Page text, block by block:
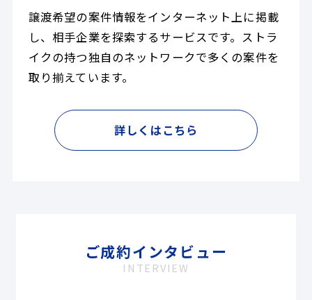
譲渡希望の案件情報をインターネット上に掲載
し、相手企業を探索するサービスです。ストラ
イクの持つ独自のネットワークで多くの案件を
取り揃えています。
詳しくはこちら
ご成約インタビュー
INTERVIEW